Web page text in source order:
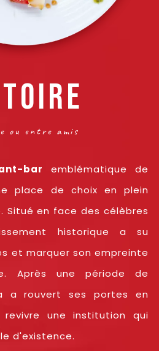
ou entre amis
bar emblématique de
place de choix en plein
en face des célèbres
historique a su
et marquer son empreinte
Après une période de
a rouvert ses portes en
revivre une institution qui
d'existence.